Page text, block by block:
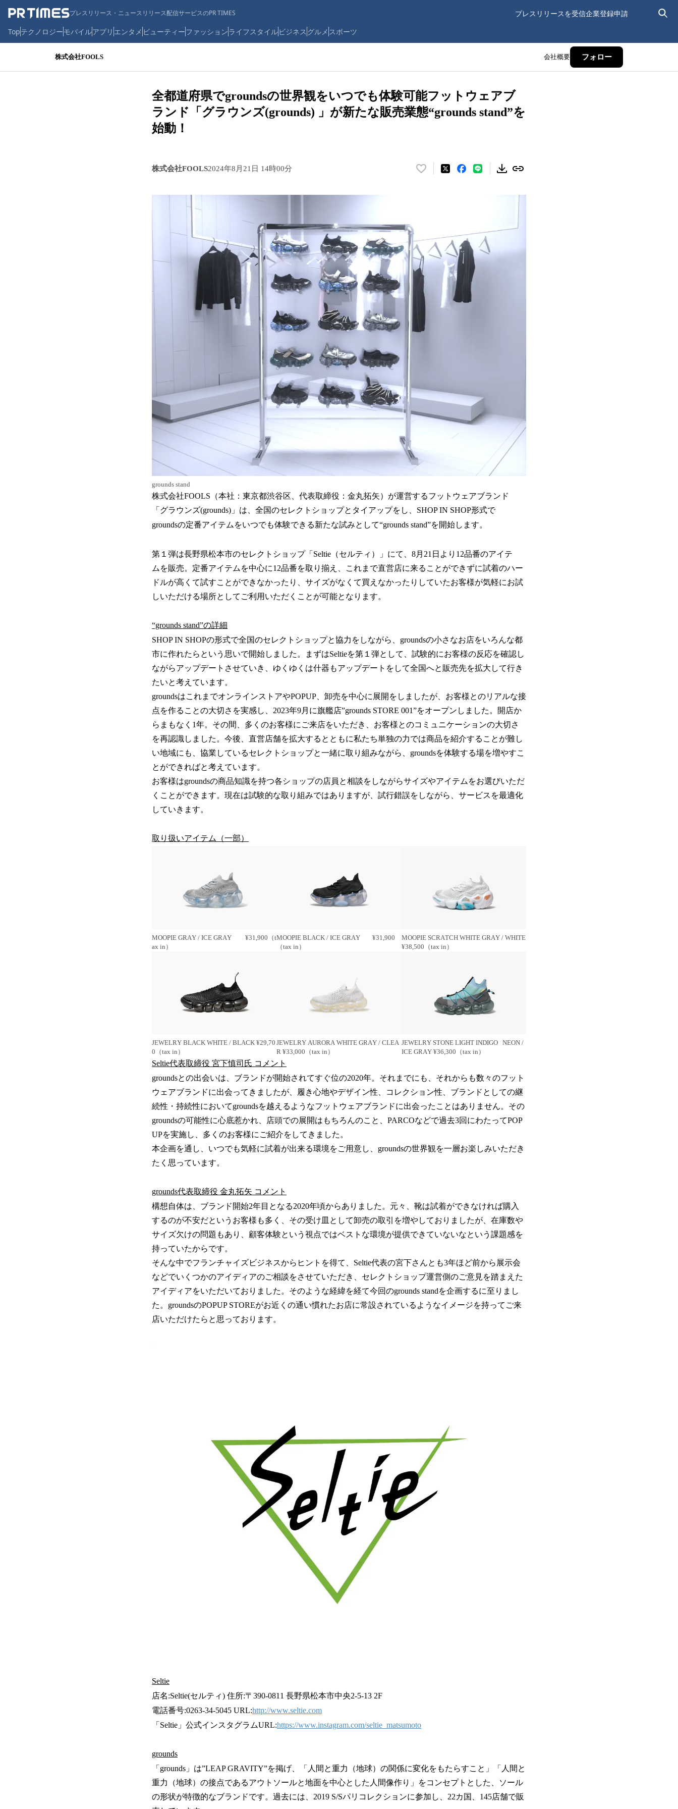
プレスリリース・ニュースリリース配信サービスのPR TIMES プレスリリースを受信企業登録申請
Topテクノロジーモバイルアプリ エンタメ ビューティーファッションライフスタイルビジネス グルメ スポーツ
株式会社FOOLS 会社概要 フォロー
全都道府県でgroundsの世界観をいつでも体験可能フットウェアブ
ランド「グラウンズ(grounds) 」が新たな販売業態“grounds stand”を
始動！
株式会社FOOLS2024年8月21日 14時00分
い
込
み
中
で
す
grounds stand
株式会社FOOLS（本社：東京都渋谷区、代表取締役：金丸拓矢）が運営するフットウェアブランド
「グラウンズ(grounds)」は、全国のセレクトショップとタイアップをし、SHOP IN SHOP形式で
groundsの定番アイテムをいつでも体験できる新たな試みとして“grounds stand”を開始します。
第１弾は長野県松本市のセレクトショップ「Seltie（セルティ）」にて、8月21日より12品番のアイテ
ムを販売。定番アイテムを中心に12品番を取り揃え、これまで直営店に来ることができずに試着のハー
ドルが高くて試すことができなかったり、サイズがなくて買えなかったりしていたお客様が気軽にお試
しいただける場所としてご利用いただくことが可能となります。
“grounds stand”の詳細
SHOP IN SHOPの形式で全国のセレクトショップと協力をしながら、groundsの小さなお店をいろんな都
市に作れたらという思いで開始しました。まずはSeltieを第１弾として、試験的にお客様の反応を確認し
ながらアップデートさせていき、ゆくゆくは什器もアップデートをして全国へと販売先を拡大して行き
たいと考えています。
groundsはこれまでオンラインストアやPOPUP、卸売を中心に展開をしましたが、お客様とのリアルな接
点を作ることの大切さを実感し、2023年9月に旗艦店”grounds STORE 001”をオープンしました。開店か
らまもなく1年。その間、多くのお客様にご来店をいただき、お客様とのコミュニケーションの大切さ
を再認識しました。今後、直営店舗を拡大するとともに私たち単独の力では商品を紹介することが難し
い地域にも、協業しているセレクトショップと一緒に取り組みながら、groundsを体験する場を増やすこ
とができればと考えています。
お客様はgroundsの商品知識を持つ各ショップの店員と相談をしながらサイズやアイテムをお選びいただ
くことができます。現在は試験的な取り組みではありますが、試行錯誤をしながら、サービスを最適化
していきます。
取り扱いアイテム（一部）
MOOPIE GRAY / ICE GRAY ¥31,900（t
ax in）
MOOPIE BLACK / ICE GRAY ¥31,900
（tax in）
MOOPIE SCRATCH WHITE GRAY / WHITE
¥38,500（tax in）
JEWELRY BLACK WHITE / BLACK ¥29,70
0（tax in）
JEWELRY AURORA WHITE GRAY / CLEA
R ¥33,000（tax in）
JEWELRY STONE LIGHT INDIGO NEON /
ICE GRAY ¥36,300（tax in）
Seltie代表取締役 宮下慎司氏 コメント
groundsとの出会いは、ブランドが開始されてすぐ位の2020年。それまでにも、それからも数々のフット
ウェアブランドに出会ってきましたが、履き心地やデザイン性、コレクション性、ブランドとしての継
続性・持続性においてgroundsを越えるようなフットウェアブランドに出会ったことはありません。その
groundsの可能性に心底惹かれ、店頭での展開はもちろんのこと、PARCOなどで過去3回にわたってPOP
UPを実施し、多くのお客様にご紹介をしてきました。
本企画を通し、いつでも気軽に試着が出来る環境をご用意し、groundsの世界観を一層お楽しみいただき
たく思っています。
grounds代表取締役 金丸拓矢 コメント
構想自体は、ブランド開始2年目となる2020年頃からありました。元々、靴は試着ができなければ購入
するのが不安だというお客様も多く、その受け皿として卸売の取引を増やしておりましたが、在庫数や
サイズ欠けの問題もあり、顧客体験という視点ではベストな環境が提供できていないなという課題感を
持っていたからです。
そんな中でフランチャイズビジネスからヒントを得て、Seltie代表の宮下さんとも3年ほど前から展示会
などでいくつかのアイディアのご相談をさせていただき、セレクトショップ運営側のご意見を踏まえた
アイディアをいただいておりました。そのような経緯を経て今回のgrounds standを企画するに至りまし
た。groundsのPOPUP STOREがお近くの通い慣れたお店に常設されているようなイメージを持ってご来
店いただけたらと思っております。
Seltie
店名:Seltie(セルティ) 住所:〒390-0811 長野県松本市中央2-5-13 2F
電話番号:0263-34-5045 URL:http://www.seltie.com
「Seltie」公式インスタグラムURL:https://www.instagram.com/seltie_matsumoto
grounds
「grounds」は”LEAP GRAVITY”を掲げ、「人間と重力（地球）の関係に変化をもたらすこと」「人間と
重力（地球）の接点であるアウトソールと地面を中心とした人間像作り」をコンセプトとした、ソール
の形状が特徴的なブランドです。過去には、2019 S/Sパリコレクションに参加し、22カ国、145店舗で販